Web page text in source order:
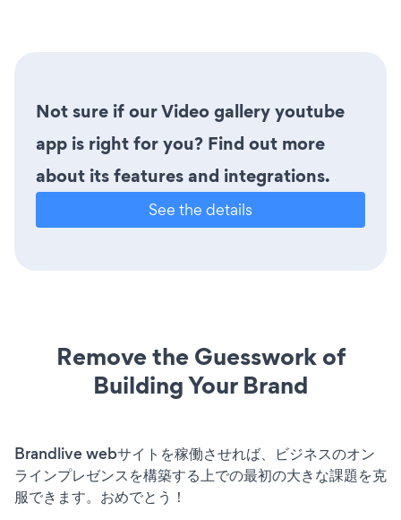
Not sure if our Video gallery youtube
app is right for you? Find out more
about its features and integrations.
See the details
Remove the Guesswork of
Building Your Brand
Brandlive webサイトを稼働させれば、ビジネスのオン
ラインプレゼンスを構築する上での最初の大きな課題を克
服できます。おめでとう！